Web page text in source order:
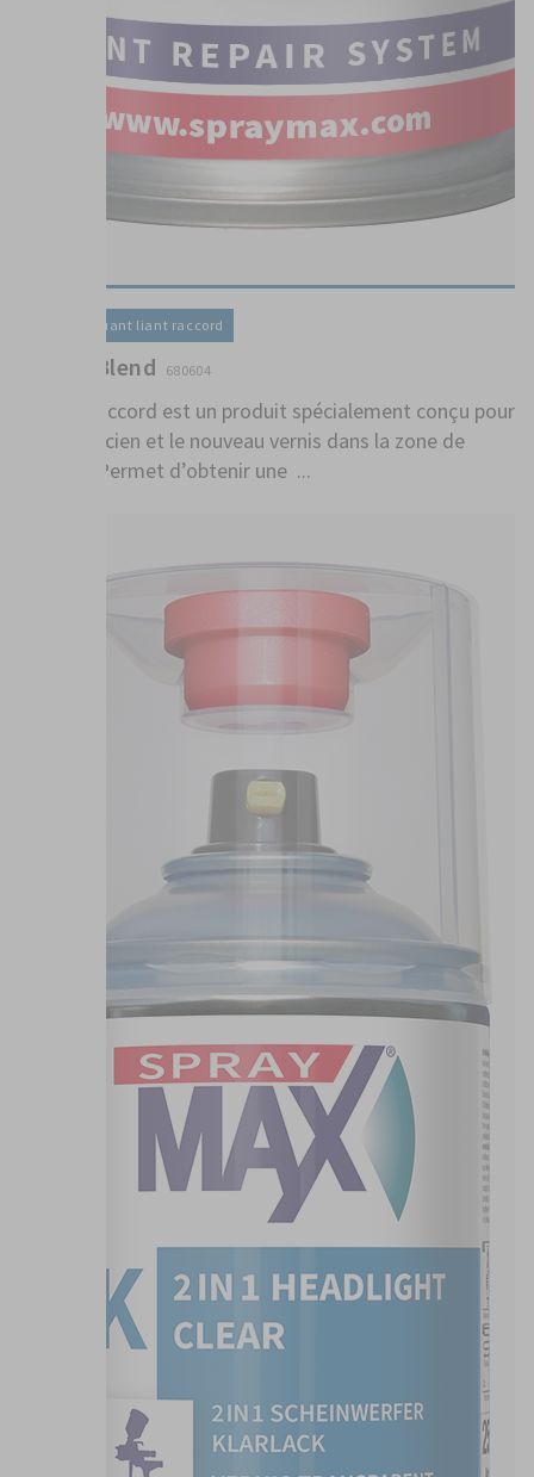
Vernis / Diluant liant raccord
1K Uni Blend 680604
Le liant raccord est un produit spécialement conçu pour
noyer l’ancien et le nouveau vernis dans la zone de
raccord. Permet d’obtenir une ...